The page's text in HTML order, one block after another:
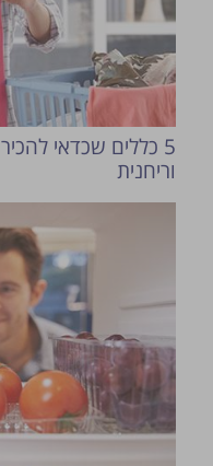
5 כללים שכדאי
וריחנית